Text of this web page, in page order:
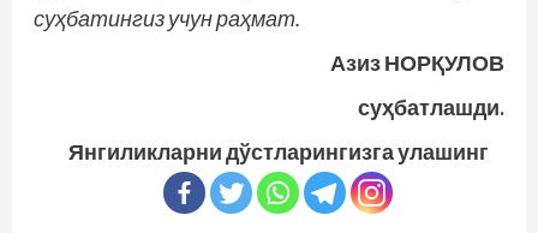
суҳбатингиз учун раҳмат.
Азиз НОРҚУЛОВ
суҳбатлашди.
Янгиликларни дўстларингизга улашинг